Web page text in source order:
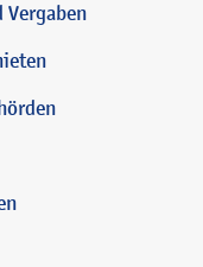
Vergaben